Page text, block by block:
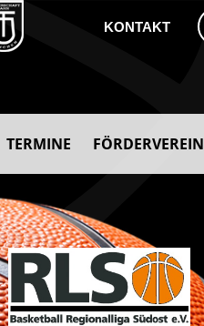
KONTAKT
TERMINE FÖRDERVEREIN